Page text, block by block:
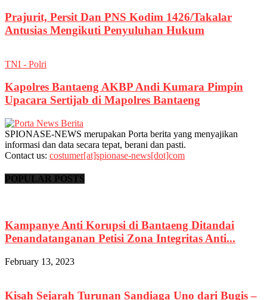
Prajurit, Persit Dan PNS Kodim 1426/Takalar
Antusias Mengikuti Penyuluhan Hukum
TNI - Polri
Kapolres Bantaeng AKBP Andi Kumara Pimpin
Upacara Sertijab di Mapolres Bantaeng
SPIONASE-NEWS merupakan Porta berita yang menyajikan
informasi dan data secara tepat, berani dan pasti.
Contact us: costumer[at]spionase-news[dot]com
POPULAR POSTS
Kampanye Anti Korupsi di Bantaeng Ditandai
Penandatanganan Petisi Zona Integritas Anti...
February 13, 2023
Kisah Sejarah Turunan Sandiaga Uno dari Bugis –